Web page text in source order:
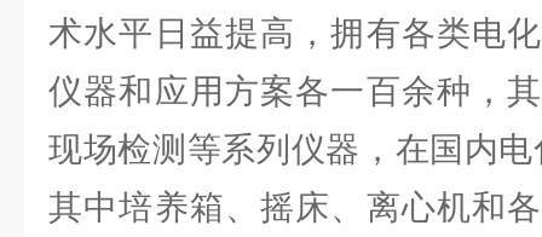
术水平日益提高，拥有各类电
仪器和应用方案各一百余种，
现场检测等系列仪器，在国内
其中培养箱、摇床、离心机和